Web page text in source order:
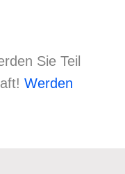
Sie Teil
Werden